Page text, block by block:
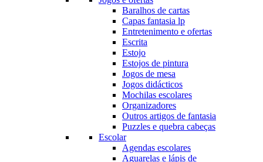
Baralhos de cartas
Capas fantasia lp
Entretenimento e ofertas
Escrita
Estojo
Estojos de pintura
Jogos de mesa
Jogos didácticos
Mochilas escolares
Organizadores
Outros artigos de fantasia
Puzzles e quebra cabeças
Escolar
Agendas escolares
Aguarelas e lápis de